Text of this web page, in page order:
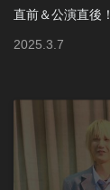
直前＆公演直後！
2025 3 7